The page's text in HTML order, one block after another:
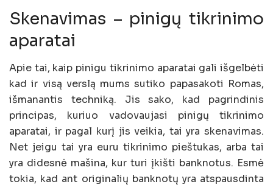
Skenavimas – pinigų tikrinimo
aparatai
Apie tai, kaip pinigu tikrinimo aparatai gali išgelbėti
kad ir visą verslą mums sutiko papasakoti Romas,
išmanantis techniką. Jis sako, kad pagrindinis
principas, kuriuo vadovaujasi pinigų tikrinimo
aparatai, ir pagal kurį jis veikia, tai yra skenavimas.
Net jeigu tai yra euru tikrinimo pieštukas, arba tai
yra didesnė mašina, kur turi įkišti banknotus. Esmė
tokia, kad ant originalių banknotų yra atspausdinta